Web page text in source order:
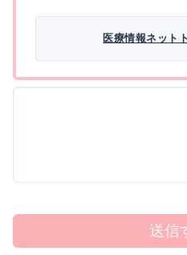
医療情報ネット
送信